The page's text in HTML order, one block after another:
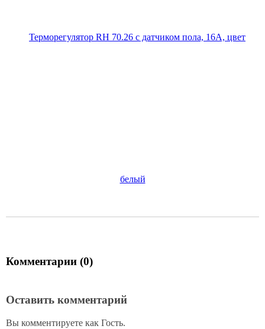
Комментарии (0)
Оставить комментарий
Вы комментируете как Гость.